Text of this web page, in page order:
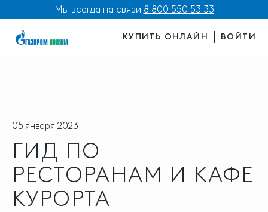
Мы всегда на связи 8 800 550 53 33
КУПИТЬ ОНЛАЙН ВОЙТИ
05 января 2023
ГИД ПО
РЕСТОРАНАМ И КАФЕ
КУРОРТА